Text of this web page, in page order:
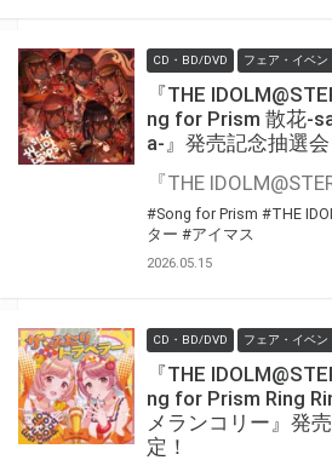
CD・BD/DVD フェア・イベン
『THE
ng for Prism 散花-
a-』発売記念抽選会
#Song for Prism #THE
ター #アイマス
2026.05.15
CD・BD/DVD フェア・イベン
『THE
ng for Prism Ring
メランコリー』発
定！